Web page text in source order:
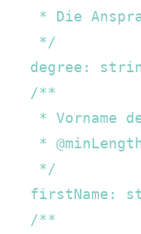
* Die
   */
degree:
  /**
* Vorname
*
   */
firstName:
  /**